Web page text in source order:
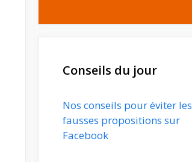
Conseils du jour
Nos conseils pour éviter les
fausses propositions sur
Facebook